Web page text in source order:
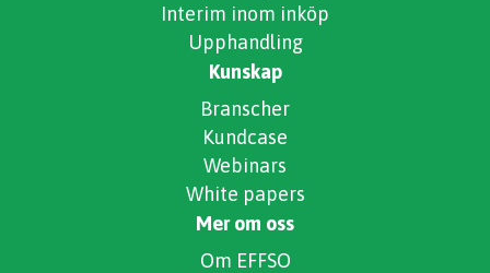
Interim inom inköp
Upphandling
Kunskap
Branscher
Kundcase
Webinars
White papers
Mer om oss
Om EFFSO